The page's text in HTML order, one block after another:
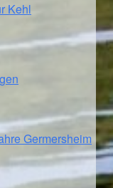
Kehl
Germersheim